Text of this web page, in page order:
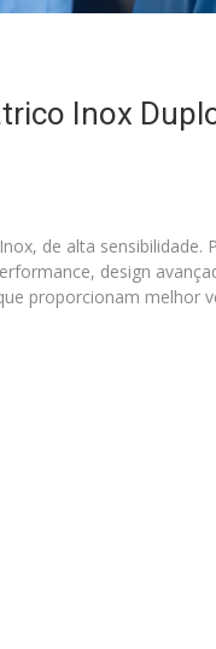
Inox
de alta sensibilidade.
design
proporcionam melhor